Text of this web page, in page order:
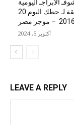
2016] شوفـ الابراجـ اليومية
Today ”لايف“ توقعات #حقيقة لـ حظك اليوم 20
أكتوبر 5, 2024
LEAVE A REPLY